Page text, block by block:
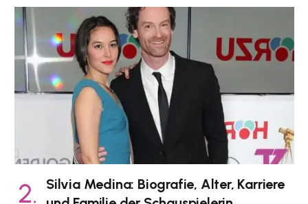
Silvia Medina: Biografie, Alter, Karriere